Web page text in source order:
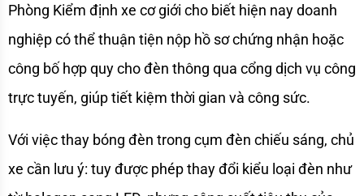
Phòng Kiểm định xe cơ giới cho biết hiện nay doanh
nghiệp có thể thuận tiện nộp hồ sơ chứng nhận hoặc
công bố hợp quy cho đèn thông qua cổng dịch vụ công
trực tuyến, giúp tiết kiệm thời gian và công sức.
Với việc thay bóng đèn trong cụm đèn chiếu sáng, chủ
xe cần lưu ý: tuy được phép thay đổi kiểu loại đèn như